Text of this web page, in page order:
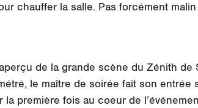
chauffer la salle. Pas forcément
de la grande scène du Zénith
le maître de soirée fait son
première fois au coeur de